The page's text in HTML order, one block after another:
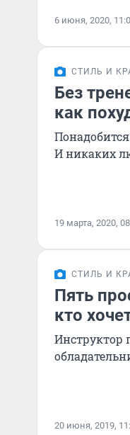
6 июня, 2020,
СТИЛЬ И
Без
как
И никаких
19 марта, 2020,
СТИЛЬ И
Пять
кто
Инструктор
20 июня, 2019,